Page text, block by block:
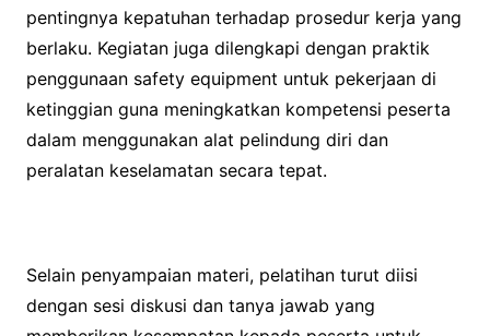
pentingnya kepatuhan terhadap prosedur kerja yang
berlaku. Kegiatan juga dilengkapi dengan praktik
penggunaan safety equipment untuk pekerjaan di
ketinggian guna meningkatkan kompetensi peserta
dalam menggunakan alat pelindung diri dan
peralatan keselamatan secara tepat.
Selain penyampaian materi, pelatihan turut diisi
dengan sesi diskusi dan tanya jawab yang